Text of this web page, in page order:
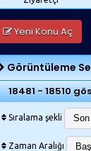
Yeni Konu Aç
Görüntüleme
18481 - 18510
Sıralama şekli
Zaman Aralığı